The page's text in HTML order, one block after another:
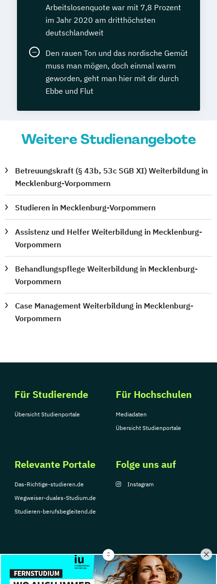
Arbeitslosenquote war mit 7,8 Prozent
im Jahr 2020 am dritthöchsten
deutschlandweit
Den rauen Ton und das nordische Gemüt
muss man mögen, doch einmal warm
geworden, geht man hier mit dir durch
Ebbe und Flut
Weitere Studienangebote
Betreuungskraft (§ 43b, 53c SGB XI) Weiterbildung in
Mecklenburg-Vorpommern
Studieren in Mecklenburg-Vorpommern
Assistenz und Helfer Weiterbildung in Mecklenburg-
Vorpommern
Behandlungspflege Weiterbildung in Mecklenburg-
Vorpommern
Case Management Weiterbildung in Mecklenburg-
Vorpommern
Für Studierende
Übersicht Studienportale
Für Hochschulen
Mediadaten
Übersicht Studienportale
Relevante Portale
Das-Richtige-studieren.de
Wegweiser-duales-Studium.de
Studieren-berufsbegleitend.de
Folge uns auf
Instagram
© Copyright 2026, TarGroup Media GmbH